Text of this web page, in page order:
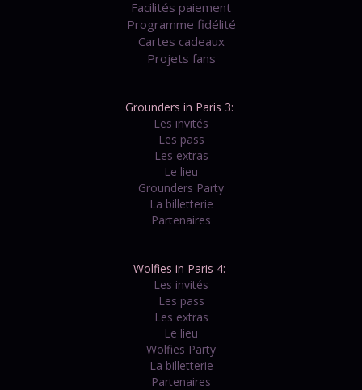
Facilités paiement
Programme fidélité
Cartes cadeaux
Projets fans
Grounders in Paris 3:
Les invités
Les pass
Les extras
Le lieu
Grounders Party
La billetterie
Partenaires
Wolfies in Paris 4:
Les invités
Les pass
Les extras
Le lieu
Wolfies Party
La billetterie
Partenaires